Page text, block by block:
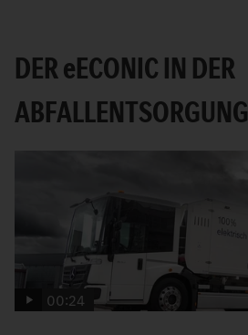
DEReECONIC IN DER
ABFALLENTSORGUNG
00:24